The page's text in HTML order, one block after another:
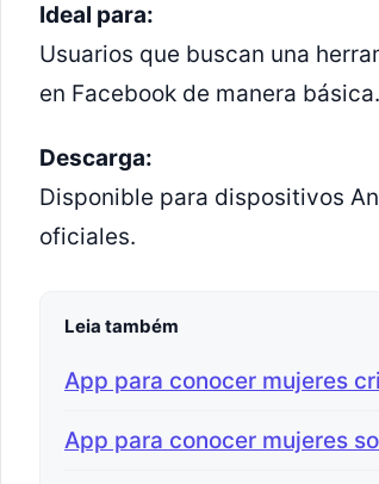
Ideal para:
Usuarios que buscan una
en Facebook de manera básica.
Descarga:
Disponible para dispositivos
oficiales.
Leia também
App para conocer mujeres
App para conocer mujeres